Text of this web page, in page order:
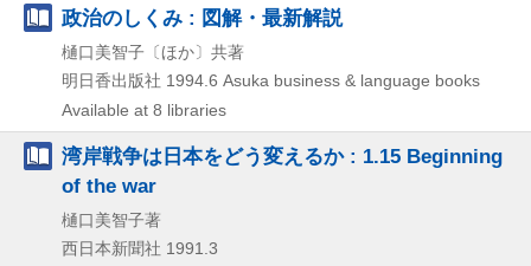
政治のしくみ : 図解・最新解説
樋口美智子〔ほか〕共著
明日香出版社 1994.6 Asuka business & language books
Available at 8 libraries
湾岸戦争は日本をどう変えるか : 1.15 Beginning
of the war
樋口美智子著
西日本新聞社 1991.3